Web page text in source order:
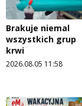
Brakuje niemal
wszystkich grup
krwi
2026.08.05 11:58